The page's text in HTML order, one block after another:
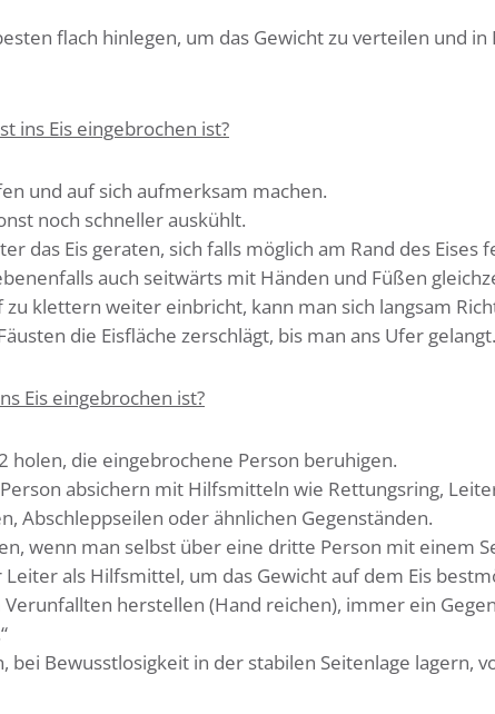
flach hinlegen, um das Gewicht zu verteilen und in
ins Eis eingebrochen ist?
und auf sich aufmerksam machen.
noch schneller auskühlt.
das Eis geraten, sich falls möglich am Rand des
auch seitwärts mit Händen und Füßen
zu klettern weiter einbricht, kann man sich langsam
die Eisfläche zerschlägt, bis man ans Ufer gelangt.
Eis eingebrochen ist?
die eingebrochene Person beruhigen.
absichern mit Hilfsmitteln wie Rettungsring,
Abschleppseilen oder ähnlichen Gegenständen.
wenn man selbst über eine dritte Person mit einem
als Hilfsmittel, um das Gewicht auf dem Eis
herstellen (Hand reichen), immer ein
bei Bewusstlosigkeit in der stabilen Seitenlage lagern,